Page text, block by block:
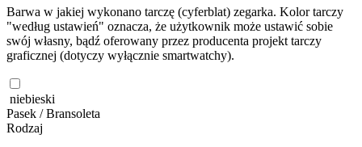
Barwa w jakiej wykonano tarczę (cyferblat) zegarka. Kolor tarczy
"według ustawień" oznacza, że użytkownik może ustawić sobie
swój własny, bądź oferowany przez producenta projekt tarczy
graficznej (dotyczy wyłącznie smartwatchy).
niebieski
Pasek / Bransoleta
Rodzaj